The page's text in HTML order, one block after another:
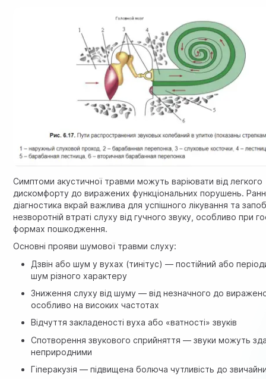
Симптоми акустичної травми можуть варіювати від легкого
дискомфорту до виражених функціональних порушень.
діагностика вкрай важлива для успішного лікування та
незворотній втраті слуху від гучного звуку, особливо при
формах пошкодження.
Основні прояви шумової травми слуху:
Дзвін або шум у вухах (тинітус) — постійний або
шум різного характеру
Зниження слуху від шуму — від незначного до
особливо на високих частотах
Відчуття закладеності вуха або «ватності» звуків
Спотворення звукового сприйняття — звуки можуть
неприродними
Гіперакузія — підвищена болюча чутливість до